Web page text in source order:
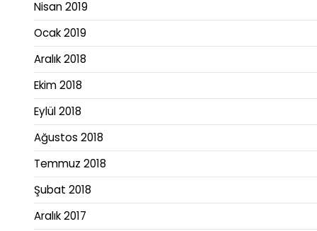
Nisan 2019
Ocak 2019
Aralık 2018
Ekim 2018
Eylül 2018
Ağustos 2018
Temmuz 2018
Şubat 2018
Aralık 2017